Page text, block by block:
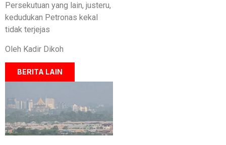
Persekutuan yang lain, justeru,
kedudukan Petronas kekal
tidak terjejas
Oleh Kadir Dikoh
BERITA LAIN